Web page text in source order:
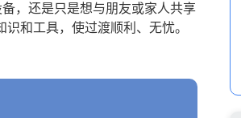
，还是只是想与朋友或家人共享
和工具，使过渡顺利、无忧。